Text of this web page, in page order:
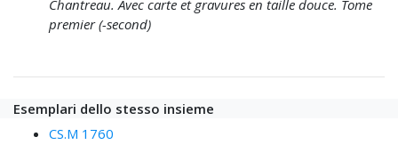
Chantreau. Avec carte et gravures en taille douce. Tome
premier (-second)
Esemplari dello stesso insieme
CS.M 1760